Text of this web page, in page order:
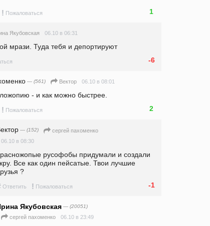
! Пожаловаться 1
Якубовская 06.10 в 06:31
мрази. Туда тебя и депортируют
-6
— (561) Вектор 06.10 в 08:01
- и как можно быстрее.
! Пожаловаться 2
— (152)
сергей пахоменко
06.10 в 08:30
русофобы придумали и создали
Все как один пейсатые. Твои лучшие
?
Ответить ! Пожаловаться -1
Якубовская — (20051)
сергей пахоменко 06.10 в 23:49